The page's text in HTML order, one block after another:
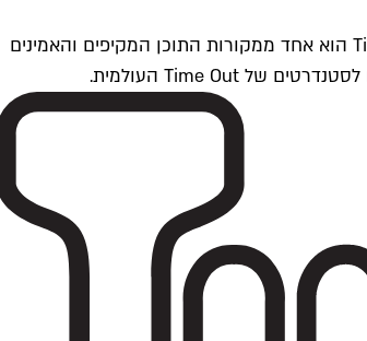
Time Outתל אביב הוא חלק מרשת Time Out Global — רשת מדיה בינלאומית הפועלת ב-360 ערים מרכזיות וב-60 מדינות ברחבי העולם. Time Out הוא אחד ממקורות התוכן המקיפים והאמינים